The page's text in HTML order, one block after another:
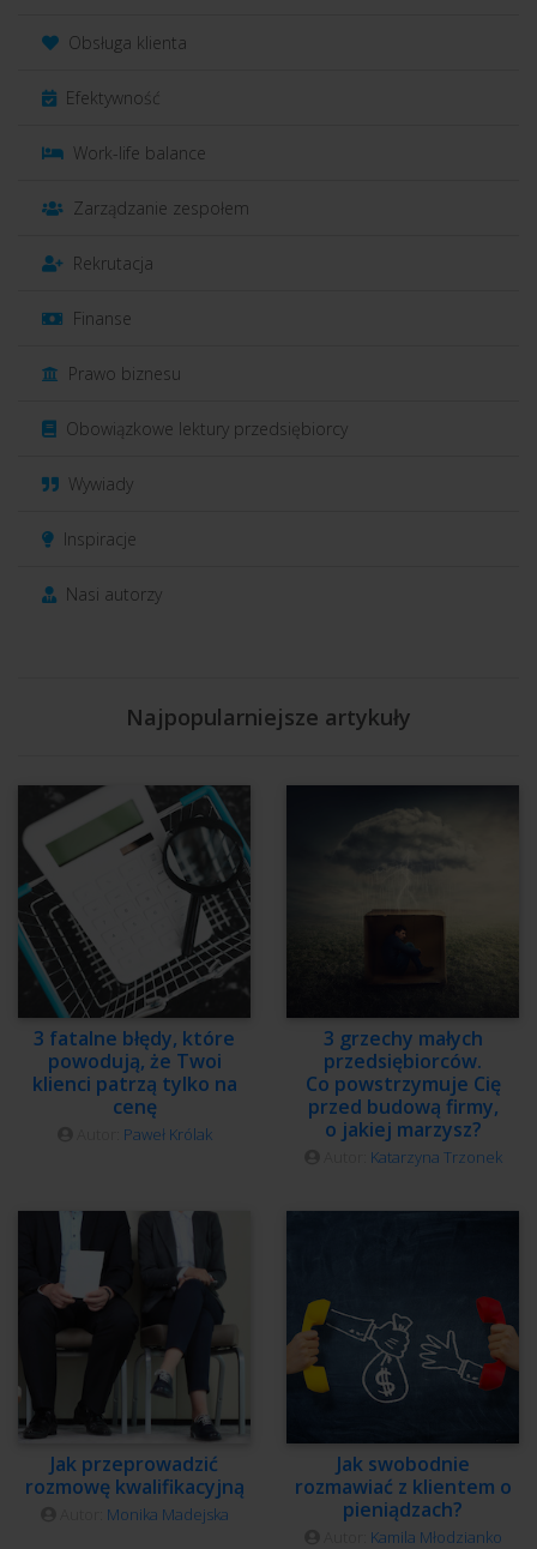
Obsługa klienta
Efektywność
Work-life balance
Zarządzanie zespołem
Rekrutacja
Finanse
Prawo biznesu
Obowiązkowe lektury przedsiębiorcy
Wywiady
Inspiracje
Nasi autorzy
Najpopularniejsze artykuły
3 fatalne błędy, które
powodują, że Twoi
klienci patrzą tylko na
cenę
Paweł Królak
3 grzechy małych
przedsiębiorców.
Co powstrzymuje Cię
przed budową firmy,
o jakiej marzysz?
Katarzyna Trzonek
Jak przeprowadzić
rozmowę kwalifikacyjną
Monika Madejska
Jak swobodnie
rozmawiać z klientem o
pieniądzach?
Kamila Młodzianko